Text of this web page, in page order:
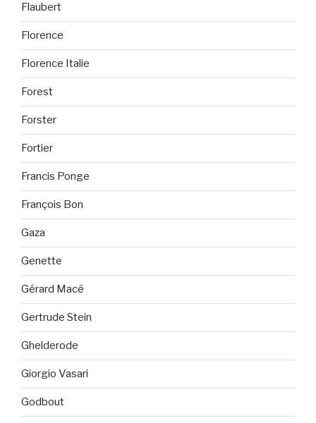
Flaubert
Florence
Florence Italie
Forest
Forster
Fortier
Francis Ponge
François Bon
Gaza
Genette
Gérard Macé
Gertrude Stein
Ghelderode
Giorgio Vasari
Godbout